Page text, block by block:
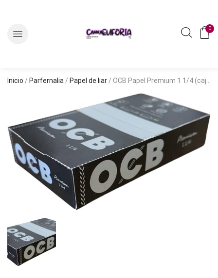
0
Inicio / Parfernalia / Papel de liar / OCB Papel Premium 1 1/4 (caja 100u)